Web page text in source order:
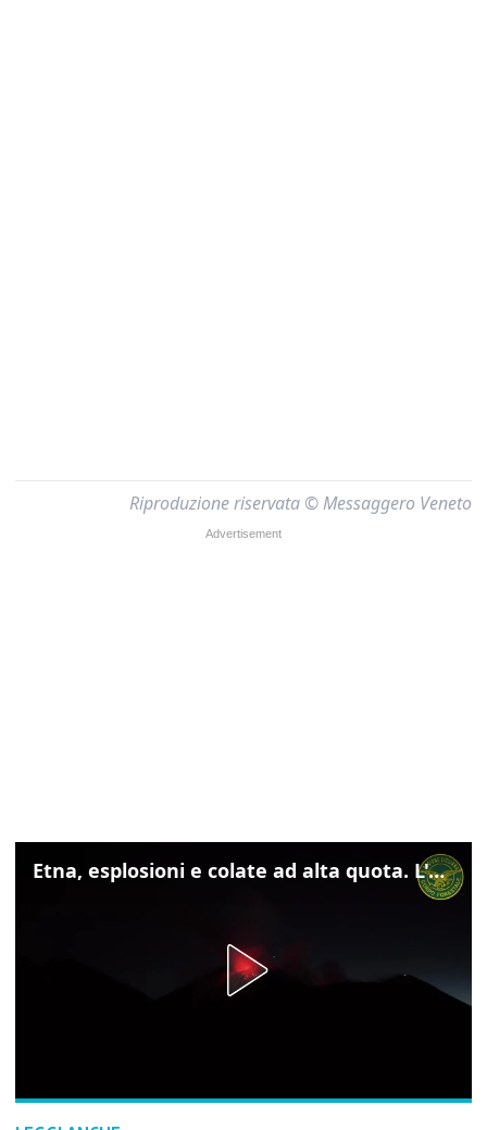
Riproduzione riservata © Messaggero Veneto
Etna, esplosioni e colate ad alta quota. L'aeroporto di Catania verso la normalità